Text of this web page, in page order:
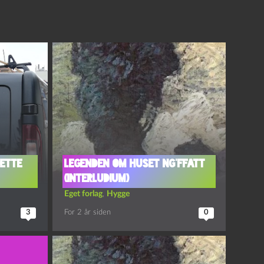
3
Legenden om Huset Ng’Ffatt
(interludium)
Eget forlag, Hygge
For 2 år siden 0